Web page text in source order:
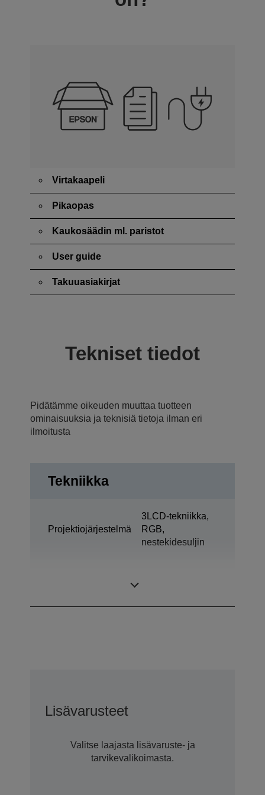
Virtakaapeli
Pikaopas
Kaukosäädin ml. paristot
User guide
Takuuasiakirjat
Tekniset tiedot
Pidätämme oikeuden muuttaa tuotteen
ominaisuuksia ja teknisiä tietoja ilman eri
ilmoitusta
Tekniikka
Projektiojärjestelmä
3LCD-tekniikka,
RGB,
nestekidesuljin
Lisävarusteet
Valitse laajasta lisävaruste- ja
tarvikevalikoimasta.